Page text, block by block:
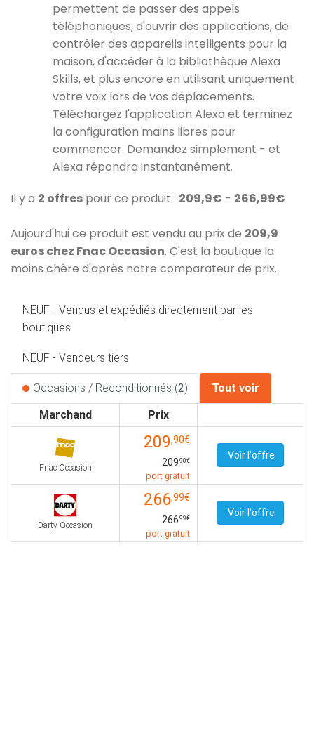
permettent de passer des appels
téléphoniques, d'ouvrir des applications, de
contrôler des appareils intelligents pour la
maison, d'accéder à la bibliothèque Alexa
Skills, et plus encore en utilisant uniquement
votre voix lors de vos déplacements.
Téléchargez l'application Alexa et terminez
la configuration mains libres pour
commencer. Demandez simplement - et
Alexa répondra instantanément.
Il y a 2 offres pour ce produit : 209,9€ - 266,99€
Aujourd'hui ce produit est vendu au prix de 209,9
euros chez Fnac Occasion. C'est la boutique la
moins chère d'après notre comparateur de prix.
NEUF - Vendus et expédiés directement par les
boutiques
NEUF - Vendeurs tiers
Occasions / Reconditionnés (2)
Tout voir
Marchand
Prix
Fnac Occasion
209,90€
209,90€
port gratuit
Voir l'offre
Darty Occasion
266,99€
266,99€
port gratuit
Voir l'offre